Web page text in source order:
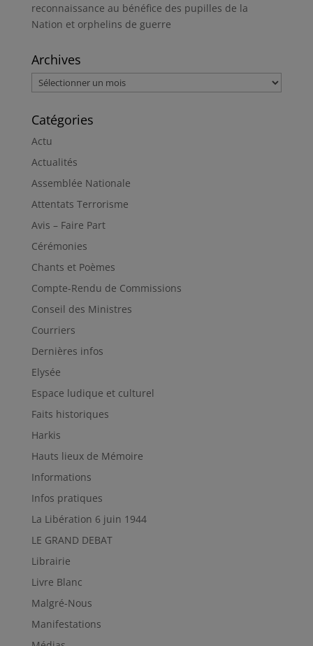
reconnaissance au bénéfice des pupilles de la
Nation et orphelins de guerre
Archives
Archives
Catégories
Actu
Actualités
Assemblée Nationale
Attentats Terrorisme
Avis – Faire Part
Cérémonies
Chants et Poèmes
Compte-Rendu de Commissions
Conseil des Ministres
Courriers
Dernières infos
Elysée
Espace ludique et culturel
Faits historiques
Harkis
Hauts lieux de Mémoire
Informations
Infos pratiques
La Libération 6 juin 1944
LE GRAND DEBAT
Librairie
Livre Blanc
Malgré-Nous
Manifestations